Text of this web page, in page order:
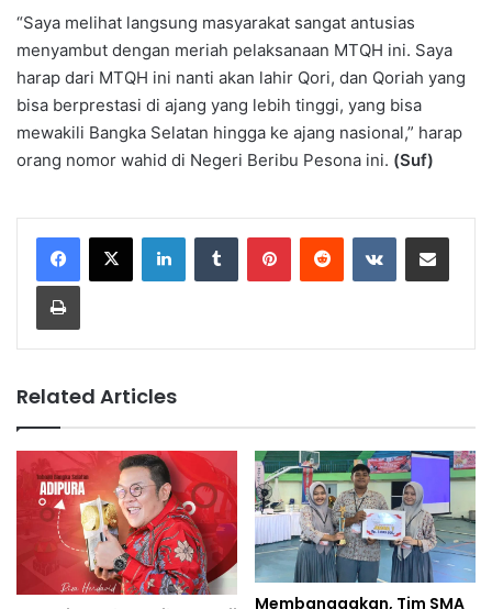
“Saya melihat langsung masyarakat sangat antusias
menyambut dengan meriah pelaksanaan MTQH ini. Saya
harap dari MTQH ini nanti akan lahir Qori, dan Qoriah yang
bisa berprestasi di ajang yang lebih tinggi, yang bisa
mewakili Bangka Selatan hingga ke ajang nasional,” harap
orang nomor wahid di Negeri Beribu Pesona ini. (Suf)
LinkedInTumblr PinterestReddit VKontakteShare via Email
Print
Related Articles
Membanggakan, Tim SMA